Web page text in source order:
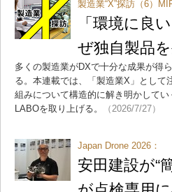
製造業“X”探訪（6）
「環境に良
ぜ独自製品
多くの製造業がDXで十分な成果が得
る。本連載では、「製造業X」として
組みについて構造的に解き明かして
LABOを取り上げる。
（2026/7/27）
Japan Drone 2026：
安田建設が“